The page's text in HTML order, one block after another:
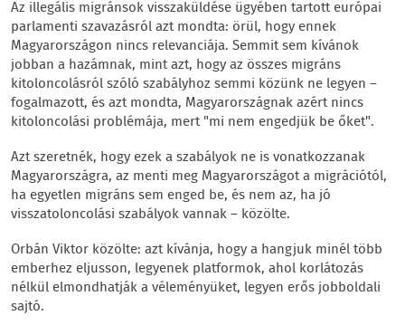
Az illegális migránsok visszaküldése ügyében tartott európai
parlamenti szavazásról azt mondta: örül, hogy ennek
Magyarországon nincs relevanciája. Semmit sem kívánok
jobban a hazámnak, mint azt, hogy az összes migráns
kitoloncolásról szóló szabályhoz semmi közünk ne legyen –
fogalmazott, és azt mondta, Magyarországnak azért nincs
kitoloncolási problémája, mert "mi nem engedjük be őket".
Azt szeretnék, hogy ezek a szabályok ne is vonatkozzanak
Magyarországra, az menti meg Magyarországot a migrációtól,
ha egyetlen migráns sem enged be, és nem az, ha jó
visszatoloncolási szabályok vannak – közölte.
Orbán Viktor közölte: azt kívánja, hogy a hangjuk minél több
emberhez eljusson, legyenek platformok, ahol korlátozás
nélkül elmondhatják a véleményüket, legyen erős jobboldali
sajtó.